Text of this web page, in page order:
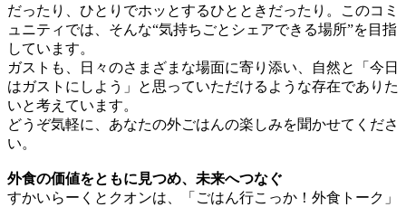
だったり、ひとりでホッとするひとときだったり。このコミ
ュニティでは、そんな“気持ちごとシェアできる場所”を目指
しています。
ガストも、日々のさまざまな場面に寄り添い、自然と「今日
はガストにしよう」と思っていただけるような存在でありた
いと考えています。
どうぞ気軽に、あなたの外ごはんの楽しみを聞かせてくださ
い。
外食の価値をともに見つめ、未来へつなぐ
すかいらーくとクオンは、「ごはん行こっか！外食トーク」